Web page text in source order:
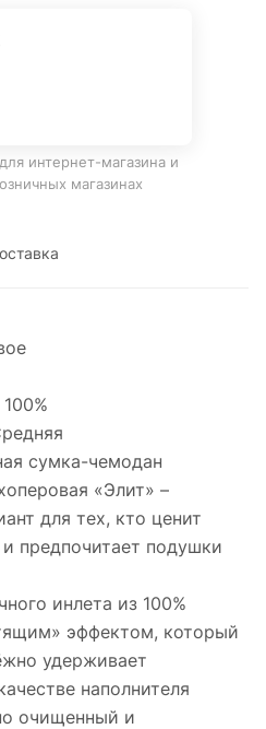
интернет-магазина и
магазинах
сумка-чемодан
«Элит» –
для тех, кто ценит
предпочитает подушки
инлета из 100%
эффектом, который
удерживает
наполнителя
очищенный и